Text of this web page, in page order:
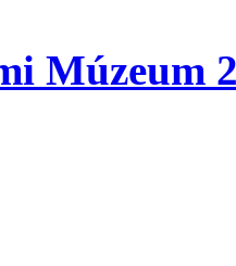
Múzeum